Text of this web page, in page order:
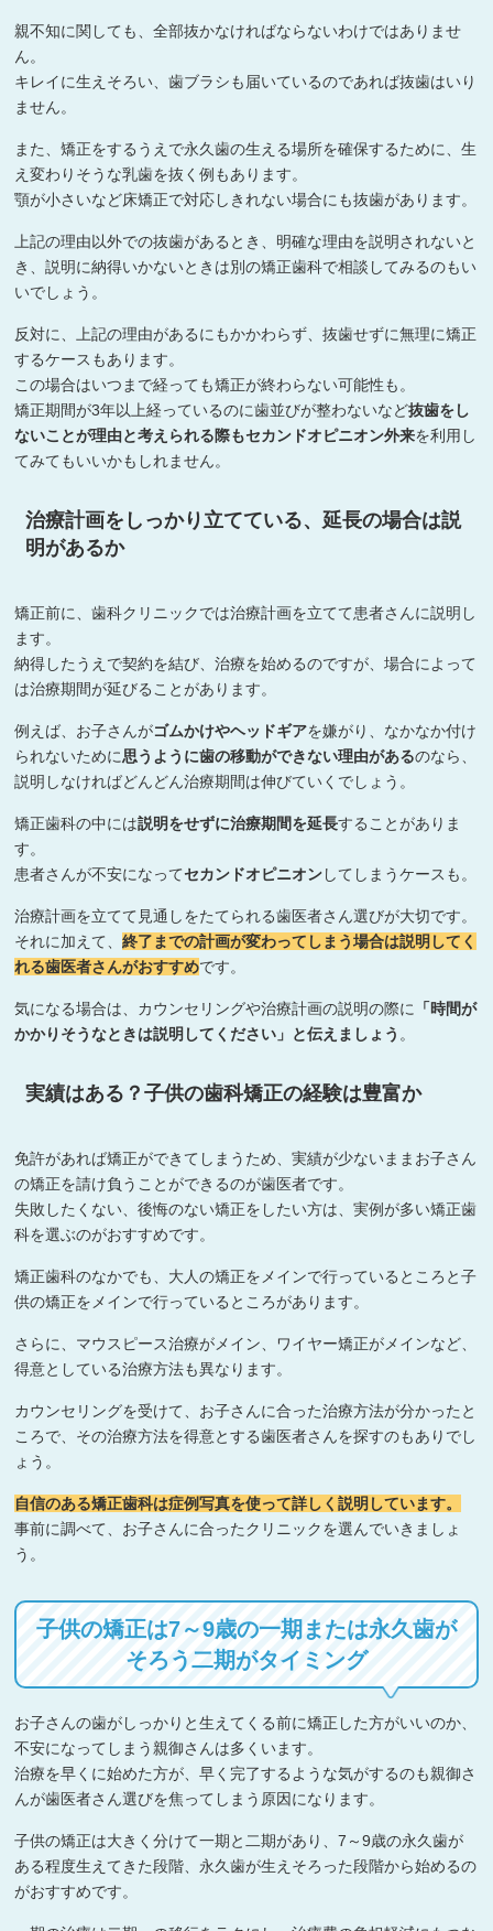
親不知に関しても、全部抜かなければならないわけではありませ
ん。
キレイに生えそろい、歯ブラシも届いているのであれば抜歯はいり
ません。
また、矯正をするうえで永久歯の生える場所を確保するために、生
え変わりそうな乳歯を抜く例もあります。
顎が小さいなど床矯正で対応しきれない場合にも抜歯があります。
上記の理由以外での抜歯があるとき、明確な理由を説明されないと
き、説明に納得いかないときは別の矯正歯科で相談してみるのもい
いでしょう。
反対に、上記の理由があるにもかかわらず、抜歯せずに無理に矯正
するケースもあります。
この場合はいつまで経っても矯正が終わらない可能性も。
矯正期間が3年以上経っているのに歯並びが整わないなど抜歯をし
ないことが理由と考えられる際もセカンドオピニオン外来を利用し
てみてもいいかもしれません。
治療計画をしっかり立てている、延長の場合は説
明があるか
矯正前に、歯科クリニックでは治療計画を立てて患者さんに説明し
ます。
納得したうえで契約を結び、治療を始めるのですが、場合によって
は治療期間が延びることがあります。
例えば、お子さんがゴムかけやヘッドギアを嫌がり、なかなか付け
られないために思うように歯の移動ができない理由があるのなら、
説明しなければどんどん治療期間は伸びていくでしょう。
矯正歯科の中には説明をせずに治療期間を延長することがありま
す。
患者さんが不安になってセカンドオピニオンしてしまうケースも。
治療計画を立てて見通しをたてられる歯医者さん選びが大切です。
それに加えて、終了までの計画が変わってしまう場合は説明してく
れる歯医者さんがおすすめです。
気になる場合は、カウンセリングや治療計画の説明の際に
「時間が
かかりそうなときは説明してください」と伝えましょう 。
実績はある？子供の歯科矯正の経験は豊富か
免許があれば矯正ができてしまうため、実績が少ないままお子さん
の矯正を請け負うことができるのが歯医者です。
失敗したくない、後悔のない矯正をしたい方は、実例が多い矯正歯
科を選ぶのがおすすめです。
矯正歯科のなかでも、大人の矯正をメインで行っているところと子
供の矯正をメインで行っているところがあります。
さらに、マウスピース治療がメイン、ワイヤー矯正がメインなど、
得意としている治療方法も異なります。
カウンセリングを受けて、お子さんに合った治療方法が分かったと
ころで、その治療方法を得意とする歯医者さんを探すのもありでし
ょう。
自信のある矯正歯科は症例写真を使って詳しく説明しています。
事前に調べて、お子さんに合ったクリニックを選んでいきましょ
う。
子供の矯正は7～9歳の一期または永久歯が
そろう二期がタイミング
お子さんの歯がしっかりと生えてくる前に矯正した方がいいのか、
不安になってしまう親御さんは多くいます。
治療を早くに始めた方が、早く完了するような気がするのも親御さ
んが歯医者さん選びを焦ってしまう原因になります。
子供の矯正は大きく分けて一期と二期があり、7～9歳の永久歯が
ある程度生えてきた段階、永久歯が生えそろった段階から始めるの
がおすすめです。